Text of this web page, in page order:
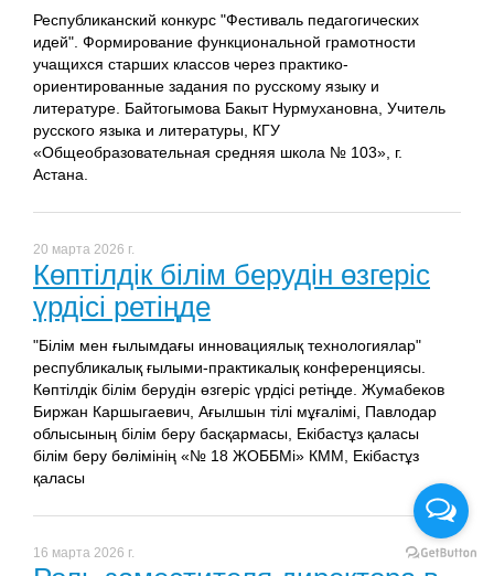
Республиканский конкурс "Фестиваль педагогических
идей". Формирование функциональной грамотности
учащихся старших классов через практико-
ориентированные задания по русскому языку и
литературе. Байтогымова Бакыт Нурмухановна, Учитель
русского языка и литературы, КГУ
«Общеобразовательная средняя школа № 103», г.
Астана.
20 марта 2026 г.
Көптілдік білім берудін өзгеріс
үрдісі ретіңде
"Білім мен ғылымдағы инновациялық технологиялар"
республикалық ғылыми-практикалық конференциясы.
Көптілдік білім берудін өзгеріс үрдісі ретіңде. Жумабеков
Биржан Каршыгаевич, Ағылшын тілі мұғалімі, Павлодар
облысының білім беру басқармасы, Екібастұз қаласы
білім беру бөлімінің «№ 18 ЖОББМі» КММ, Екібастұз
қаласы
16 марта 2026 г.